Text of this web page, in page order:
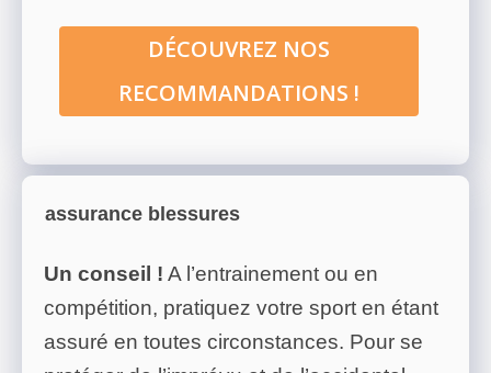
DÉCOUVREZ NOS
RECOMMANDATIONS !
assurance blessures
Un conseil ! A l’entrainement ou en
compétition, pratiquez votre sport en étant
assuré en toutes circonstances. Pour se